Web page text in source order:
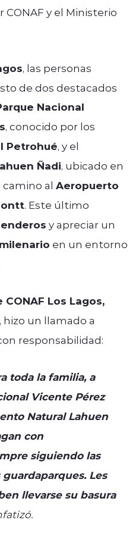
y el Ministerio
, las personas
de dos destacados
Nacional
, conocido por los
Petrohué, y el
Ñadi, ubicado en
, camino al Aeropuerto
. Este último
y apreciar un
en un entorno
Los Lagos,
, hizo un llamado a
responsabilidad:
toda la familia, a
Vicente Pérez
Natural Lahuen
con
siguiendo las
Les
llevarse su basura